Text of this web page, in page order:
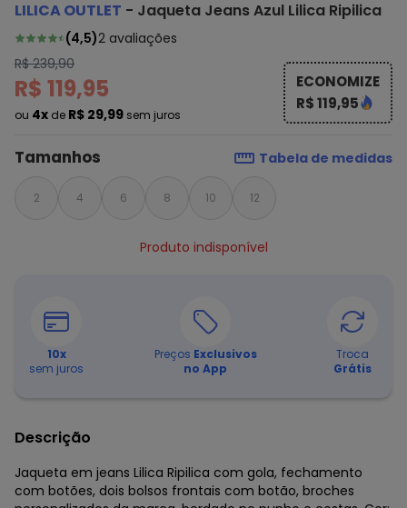
LILICA OUTLET - Jaqueta Jeans Azul Lilica Ripilica
(4,5)2 avaliações
R$ 239,90
R$ 119,95
ou 4x de R$ 29,99 sem juros
ECONOMIZE
R$ 119,95
Tamanhos Tabela de medidas
2 4 6 8 10 12
Produto indisponível
10x
sem juros
Preços Exclusivos
no App
Troca
Grátis
Descrição
Jaqueta em jeans Lilica Ripilica com gola, fechamento
com botões, dois bolsos frontais com botão, broches